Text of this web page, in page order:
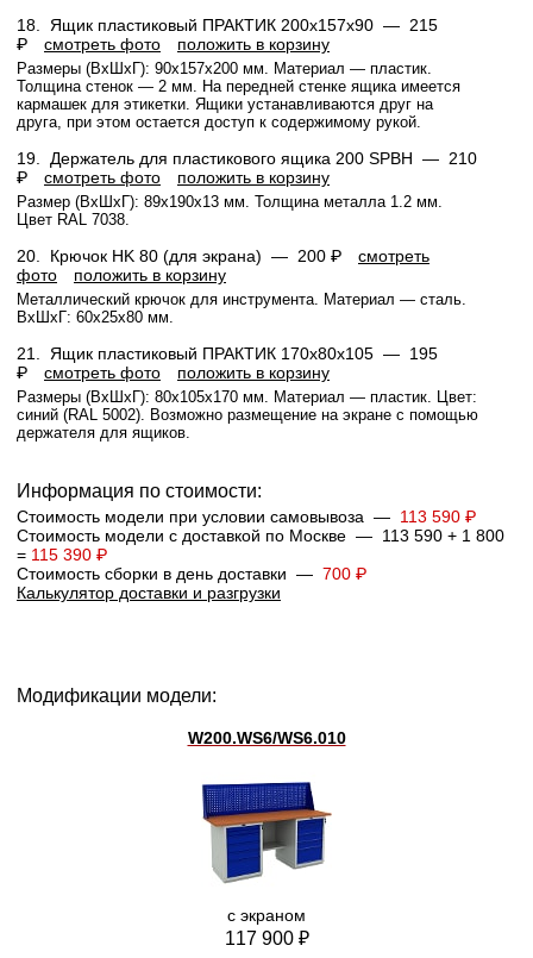
18. Ящик пластиковый ПРАКТИК 200x157x90 — 215
₽
смотреть фото положить в корзину
Размеры (ВхШхГ): 90x157x200 мм. Материал — пластик.
Толщина стенок — 2 мм. На передней стенке ящика имеется
кармашек для этикетки. Ящики устанавливаются друг на
друга, при этом остается доступ к содержимому рукой.
19. Держатель для пластикового ящика 200 SPBH — 210
₽
смотреть фото положить в корзину
Размер (ВхШхГ): 89x190x13 мм. Толщина металла 1.2 мм.
Цвет RAL 7038.
20. Крючок HK 80 (для экрана) — 200 ₽
смотреть
фото
положить в корзину
Металлический крючок для инструмента. Материал — сталь.
ВхШхГ: 60x25x80 мм.
21. Ящик пластиковый ПРАКТИК 170x80x105 — 195
₽
смотреть фото положить в корзину
Размеры (ВхШхГ): 80x105x170 мм. Материал — пластик. Цвет:
синий (RAL 5002). Возможно размещение на экране с помощью
держателя для ящиков.
Информация по стоимости:
Стоимость модели при условии самовывоза — 113 590 ₽
Стоимость модели с доставкой по Москве — 113 590 + 1 800
= 115 390 ₽
Стоимость сборки в день доставки — 700 ₽
Калькулятор доставки и разгрузки
Модификации модели:
W200.WS6/WS6.010
с экраном
117 900 ₽